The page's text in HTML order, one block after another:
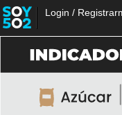
Login /